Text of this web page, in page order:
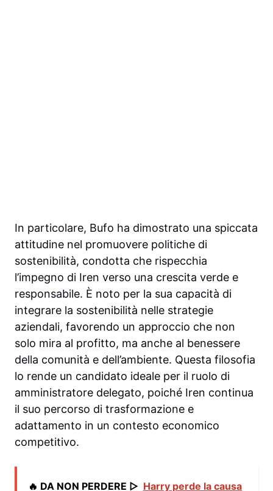
In particolare, Bufo ha dimostrato una spiccata
attitudine nel promuovere politiche di
sostenibilità, condotta che rispecchia
l’impegno di Iren verso una crescita verde e
responsabile. È noto per la sua capacità di
integrare la sostenibilità nelle strategie
aziendali, favorendo un approccio che non
solo mira al profitto, ma anche al benessere
della comunità e dell’ambiente. Questa filosofia
lo rende un candidato ideale per il ruolo di
amministratore delegato, poiché Iren continua
il suo percorso di trasformazione e
adattamento in un contesto economico
competitivo.
🔥 DA NON PERDERE ▷ Harry perde la causa